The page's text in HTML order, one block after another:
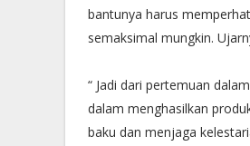
bantunya harus
semaksimal mungkin.
“ Jadi dari pertemuan
dalam menghasilkan
baku dan menjaga